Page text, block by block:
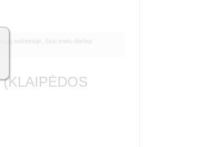
sektoriuje, šiuo metu darbui